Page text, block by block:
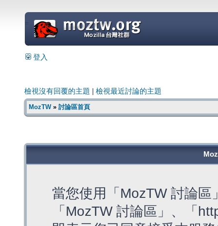
=
登入
檢視沒有回覆的主題 檢視最近討論的主題
MozTW» 討論區首頁
當您使用「MozTW 討論
「MozTW 討論區」、「